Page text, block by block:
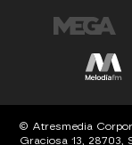
© Atresmedia
Graciosa 13, 28703,